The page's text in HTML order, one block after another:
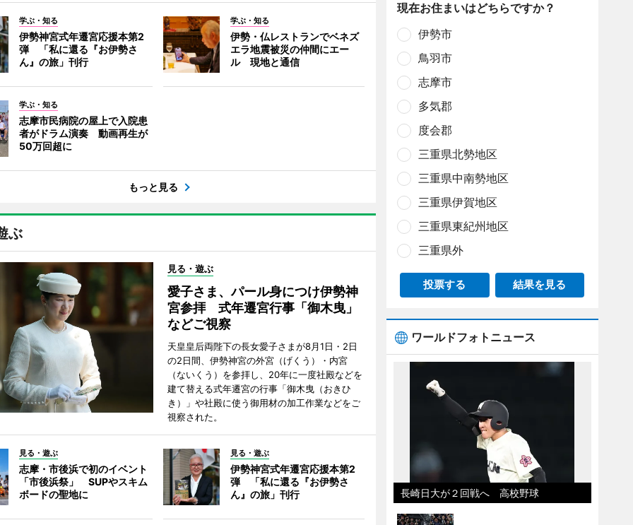
学ぶ・知る
伊勢神宮式年遷宮応援本第2
弾 「私に還る『お伊勢さ
ん』の旅」刊行
学ぶ・知る
伊勢・仏レストランでベネズ
エラ地震被災の仲間にエー
ル 現地と通信
学ぶ・知る
志摩市民病院の屋上で入院患
者がドラム演奏 動画再生が
50万回超に
もっと見る
ぶ
見る・遊ぶ
愛子さま、パール身につけ伊勢神
宮参拝 式年遷宮行事「御木曳」
などご視察
天皇皇后両陛下の長女愛子さまが8月1日・2日
の2日間、伊勢神宮の外宮（げくう）・内宮
（ないくう）を参拝し、20年に一度社殿などを
建て替える式年遷宮の行事「御木曳（おきひ
き）」や社殿に使う御用材の加工作業などをご
視察された。
見る・遊ぶ
志摩・市後浜で初のイベント
「市後浜祭」 SUPやスキム
ボードの聖地に
見る・遊ぶ
伊勢神宮式年遷宮応援本第2
弾 「私に還る『お伊勢さ
ん』の旅」刊行
現在お住まいはどちらですか？
伊勢市
鳥羽市
志摩市
多気郡
度会郡
三重県北勢地区
三重県中南勢地区
三重県伊賀地区
三重県東紀州地区
三重県外
投票する 結果を見る
ワールドフォトニュース
長崎日大が２回戦へ 高校野球